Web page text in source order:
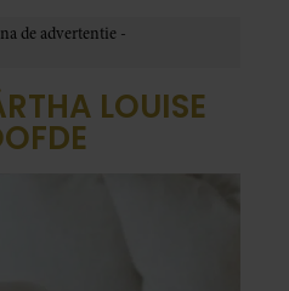
LOUISE